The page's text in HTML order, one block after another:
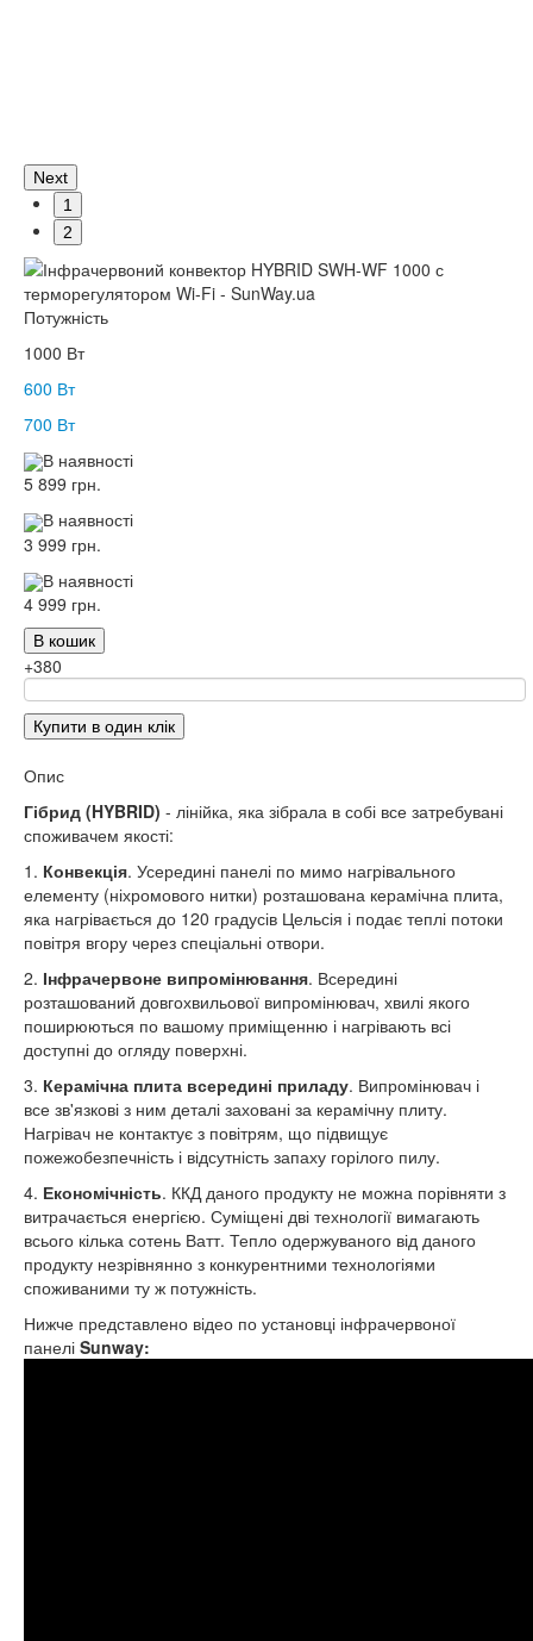
Next
1
2
Потужність
1000 Вт
600 Вт
700 Вт
В наявності
5 899 грн.
В наявності
3 999 грн.
В наявності
4 999 грн.
В кошик
+380
Купити в один клік
Опис
Гібрид (HYBRID) - лінійка, яка зібрала в собі все затребувані
споживачем якості:
1. Конвекція. Усередині панелі по мимо нагрівального
елементу (ніхромового нитки) розташована керамічна плита,
яка нагрівається до 120 градусів Цельсія і подає теплі потоки
повітря вгору через спеціальні отвори.
2. Інфрачервоне випромінювання. Всередині
розташований довгохвильової випромінювач, хвилі якого
поширюються по вашому приміщенню і нагрівають всі
доступні до огляду поверхні.
3. Керамічна плита всередині приладу. Випромінювач і
все зв'язкові з ним деталі заховані за керамічну плиту.
Нагрівач не контактує з повітрям, що підвищує
пожежобезпечність і відсутність запаху горілого пилу.
4. Економічність. ККД даного продукту не можна порівняти з
витрачається енергією. Суміщені дві технології вимагають
всього кілька сотень Ватт. Тепло одержуваного від даного
продукту незрівнянно з конкурентними технологіями
споживаними ту ж потужність.
Нижче представлено відео по установці інфрачервоної
панелі Sunway: